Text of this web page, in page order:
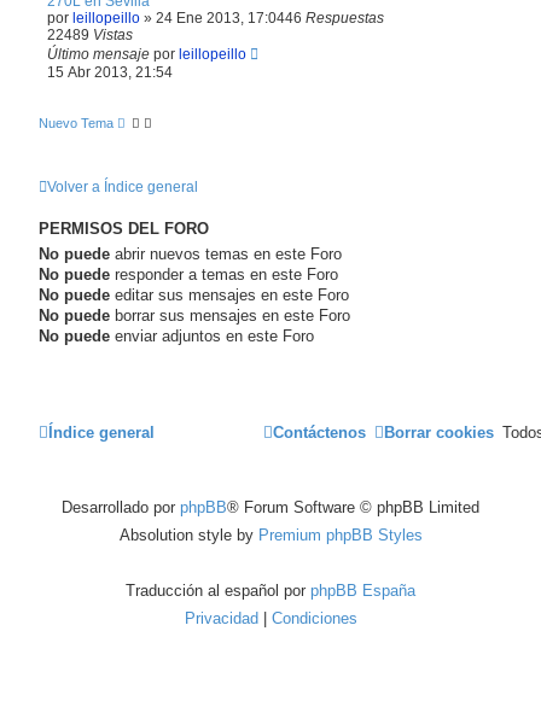
por leillopeillo » 24 Ene 2013, 17:0446 Respuestas
22489 Vistas
Último mensaje por leillopeillo
15 Abr 2013, 21:54
Nuevo Tema
Volver a Índice general
PERMISOS DEL FORO
No puede abrir nuevos temas en este Foro
No puede responder a temas en este Foro
No puede editar sus mensajes en este Foro
No puede borrar sus mensajes en este Foro
No puede enviar adjuntos en este Foro
Índice general Borrar cookies
Contáctenos
Desarrollado por phpBB® Forum Software © phpBB Limited
Absolution style by Premium phpBB Styles
Traducción al español por phpBB España
Privacidad | Condiciones